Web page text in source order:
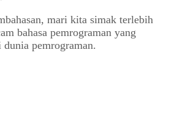
mari kita simak terlebih
bahasa pemrograman yang
pemrograman.